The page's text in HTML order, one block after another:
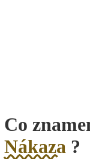
Co
Nákaza ?